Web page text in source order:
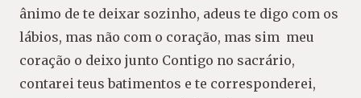
ânimo de te deixar sozinho, adeus te digo com os
lábios, mas não com o coração, mas sim meu
coração o deixo junto Contigo no sacrário,
contarei teus batimentos e te corresponderei,